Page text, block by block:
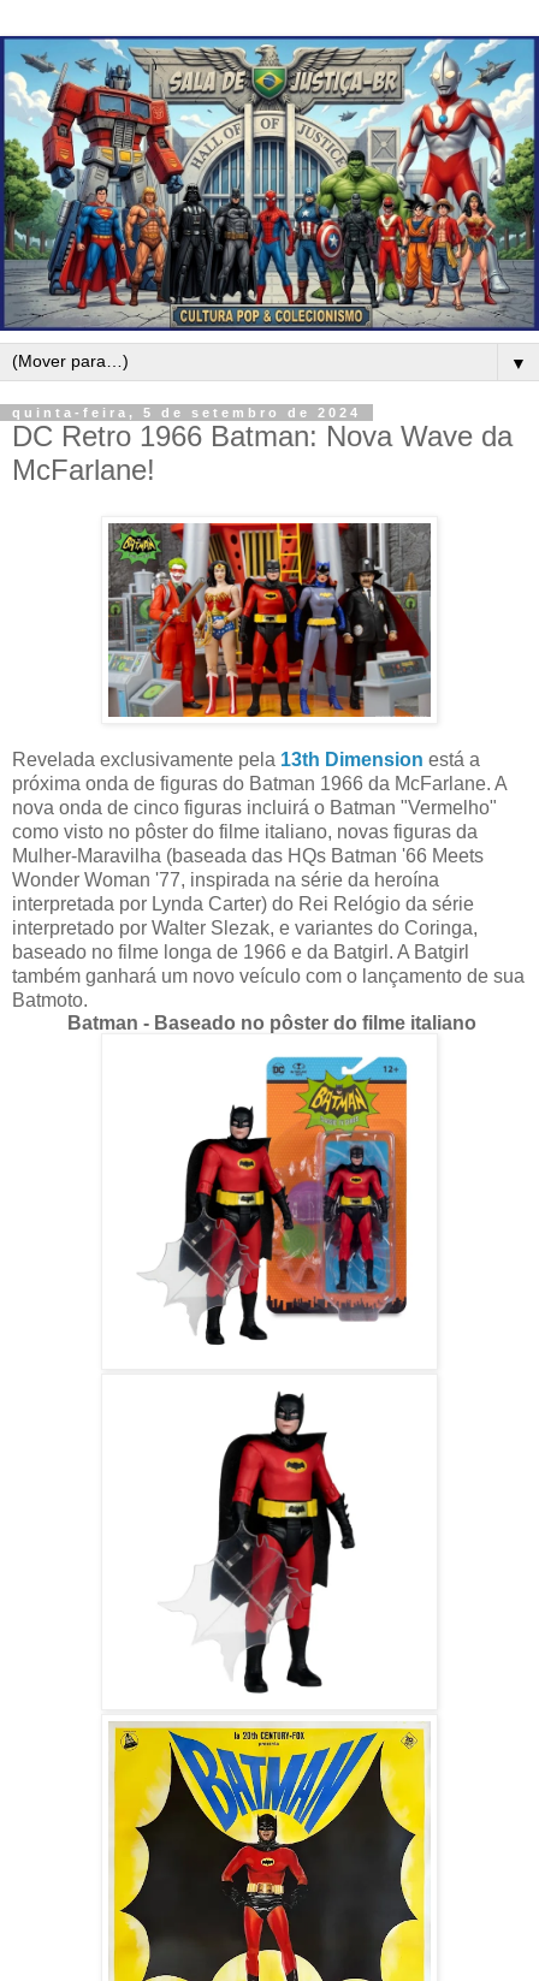
▼
quinta-feira, 5 de setembro de 2024
DC Retro 1966 Batman: Nova Wave da
McFarlane!
Revelada exclusivamente pela 13th Dimension está a
próxima onda de figuras do Batman 1966 da McFarlane. A
nova onda de cinco figuras incluirá o Batman "Vermelho"
como visto no pôster do filme italiano, novas figuras da
Mulher-Maravilha (baseada das HQs Batman '66 Meets
Wonder Woman '77, inspirada na série da heroína
interpretada por Lynda Carter) do Rei Relógio da série
interpretado por Walter Slezak, e variantes do Coringa,
baseado no filme longa de 1966 e da Batgirl. A Batgirl
também ganhará um novo veículo com o lançamento de sua
Batmoto.
Batman - Baseado no pôster do filme italiano